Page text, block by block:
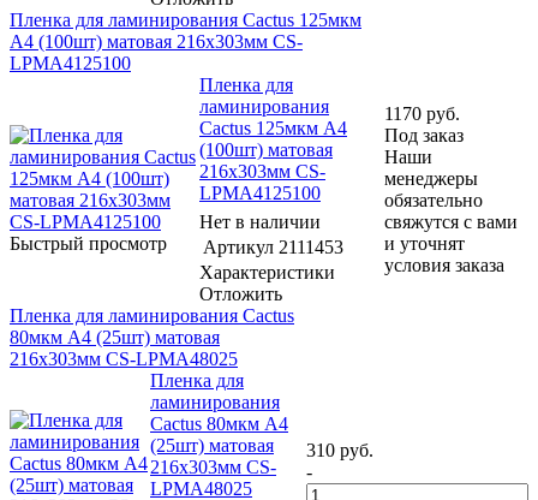
Пленка для ламинирования Cactus 125мкм
A4 (100шт) матовая 216x303мм CS-
LPMА4125100
Быстрый просмотр
Пленка для
ламинирования
Cactus 125мкм A4
(100шт) матовая
216x303мм CS-
LPMА4125100
Нет в наличии
Артикул 2111453
Характеристики
Отложить
1170 руб.
Под заказ
Наши
менеджеры
обязательно
свяжутся с вами
и уточнят
условия заказа
Пленка для ламинирования Cactus
80мкм A4 (25шт) матовая
216x303мм CS-LPMА48025
Пленка для
ламинирования
Cactus 80мкм A4
(25шт) матовая
216x303мм CS-
LPMА48025
310 руб.
-